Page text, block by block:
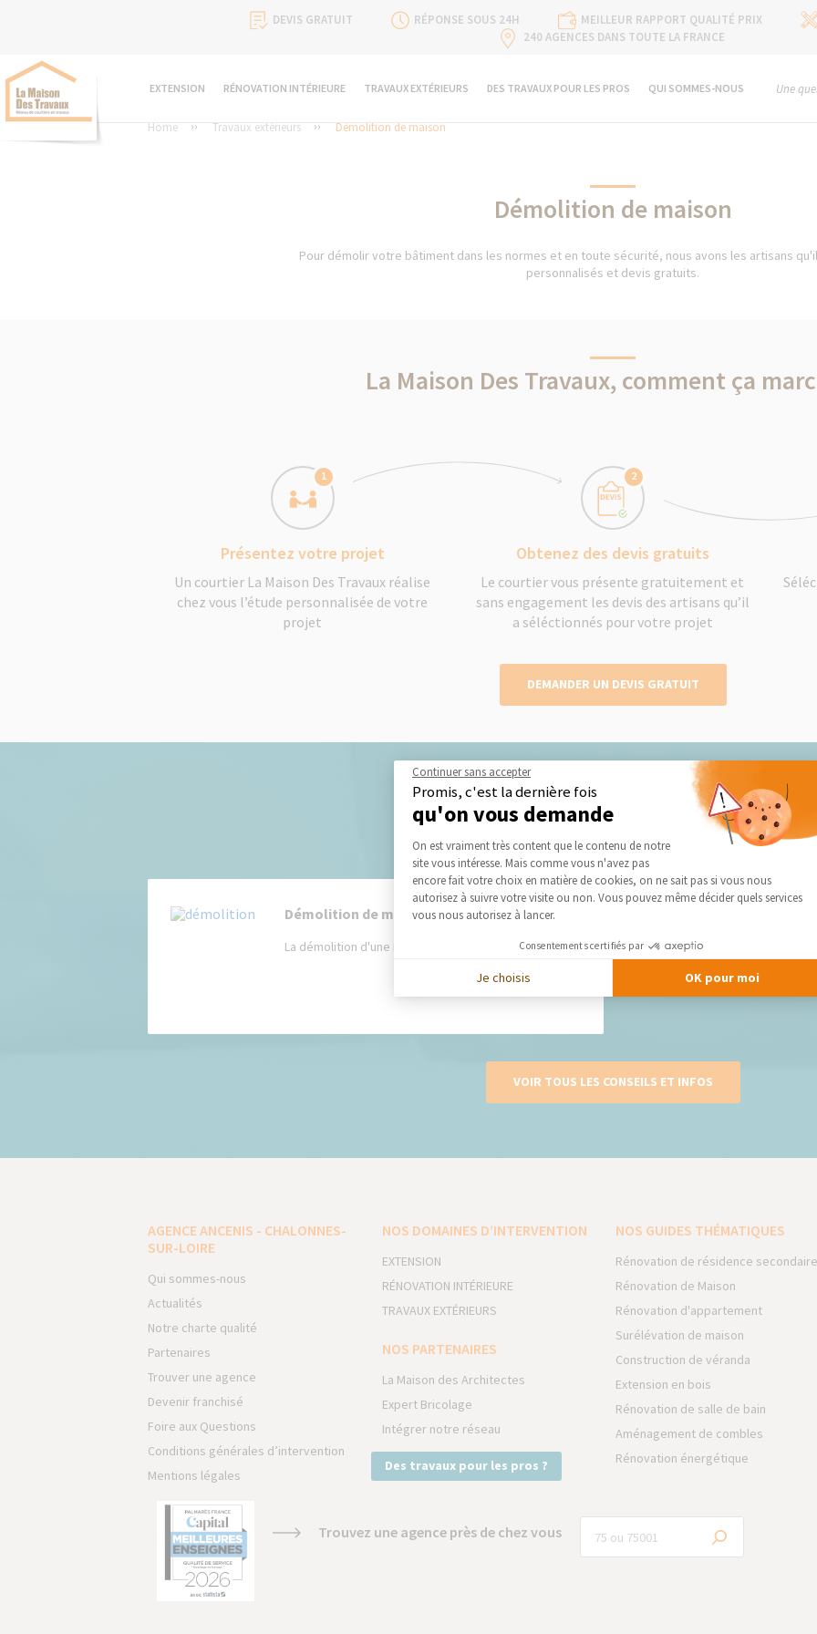
DEVIS GRATUIT RÉPONSE SOUS 24H MEILLEUR RAPPORT QUALITÉ PRIX
240 AGENCES DANS TOUTE LA FRANCE
EXTENSION RÉNOVATION INTÉRIEURE TRAVAUX EXTÉRIEURS DES TRAVAUX POUR LES PROS QUI SOMMES-NOUS Une
Home Travaux extérieurs Démolition de maison
Démolition de maison
Pour démolir votre bâtiment dans les normes et en toute sécurité, nous avons les artisans
personnalisés et devis gratuits.
La Maison Des Travaux, comment ça
1
Présentez votre projet
Un courtier La Maison Des Travaux réalise
chez vous l’étude personnalisée de votre
projet
2
Obtenez des devis gratuits
Le courtier vous présente gratuitement et
sans engagement les devis des artisans qu’il
a séléctionnés pour votre projet
DEMANDER UN DEVIS GRATUIT
Nos derniers conseils et actus
Démolition de maison : marche à suivre
La démolition d'une maison : Un projet délicat La...
VOIR TOUS LES CONSEILS ET INFOS
AGENCE ANCENIS - CHALONNES-
SUR-LOIRE
Qui sommes-nous
Actualités
Notre charte qualité
Partenaires
Trouver une agence
Devenir franchisé
Foire aux Questions
Conditions générales d’intervention
Mentions légales
NOS DOMAINES D’INTERVENTION
EXTENSION
RÉNOVATION INTÉRIEURE
TRAVAUX EXTÉRIEURS
NOS PARTENAIRES
La Maison des Architectes
Expert Bricolage
Intégrer notre réseau
Des travaux pour les pros ?
NOS GUIDES THÉMATIQUES
Rénovation de résidence secondaire
Rénovation de Maison
Rénovation d'appartement
Surélévation de maison
Construction de véranda
Extension en bois
Rénovation de salle de bain
Aménagement de combles
Rénovation énergétique
Trouvez une agence près de chez vous
Continuer sans accepter
Promis, c'est la dernière fois
qu'on vous demande
Plateforme de Gestion du Consentement :
On est vraiment très content que le contenu de notre
site vous intéresse. Mais comme vous n'avez pas
encore fait votre choix en matière de cookies, on ne sait pas si vous nous
autorisez à suivre votre visite ou non. Vous pouvez même décider quels services
vous nous autorisez à lancer.
Consentements certifiés par
Je choisis OK pour moi
Axeptio consent